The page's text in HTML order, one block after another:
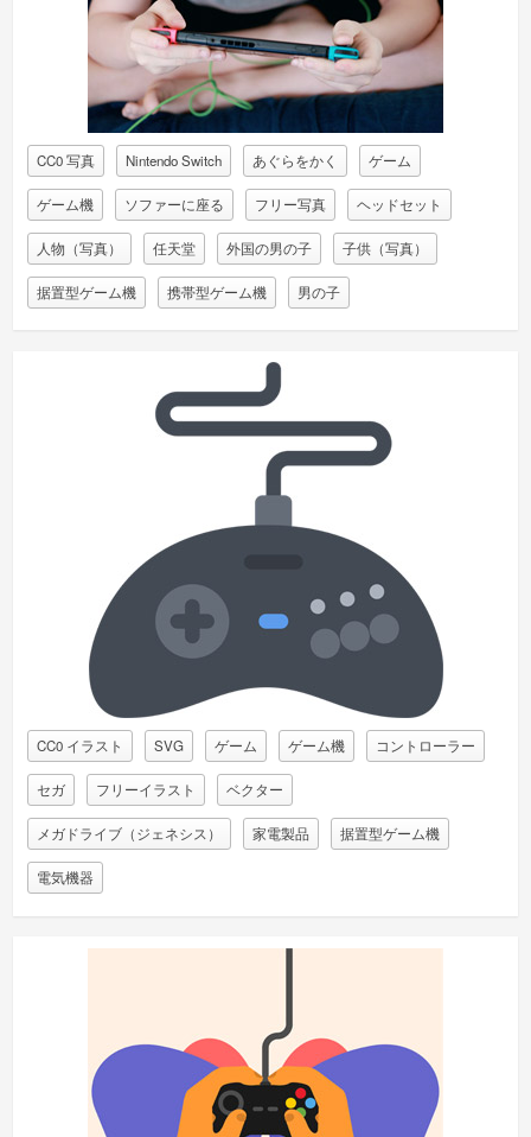
CC0 写真 Nintendo Switch あぐらをかく ゲーム
ゲーム機 ソファーに座る フリー写真 ヘッドセット
人物（写真） 任天堂 外国の男の子 子供（写真）
据置型ゲーム機 携帯型ゲーム機 男の子
CC0 イラスト SVG ゲーム ゲーム機 コントローラー
セガ フリーイラスト ベクター
メガドライブ（ジェネシス） 家電製品 据置型ゲーム機
電気機器